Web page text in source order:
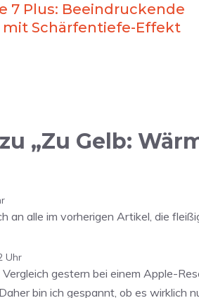
7 Plus: Beeindruckende
mit Schärfentiefe-Effekt
„Zu Gelb:
an alle im vorherigen Artikel, die
Uhr
gestern bei einem Apple-
bin ich gespannt, ob es wirklich